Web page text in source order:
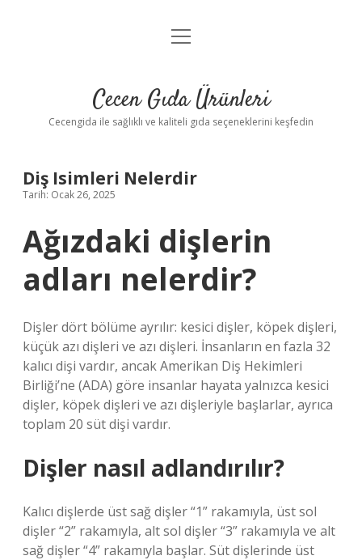
Anasayfa
Yasal Uyarı
menüyü
Cecen Gıda Ürünleri
Cecengida ile sağlıklı ve kaliteli gıda seçeneklerini keşfedin
Diş Isimleri Nelerdir
Tarih: Ocak 26, 2025
Ağızdaki dişlerin
adları nelerdir?
Dişler dört bölüme ayrılır: kesici dişler, köpek dişleri,
küçük azı dişleri ve azı dişleri. İnsanların en fazla 32
kalıcı dişi vardır, ancak Amerikan Diş Hekimleri
Birliği’ne (ADA) göre insanlar hayata yalnızca kesici
dişler, köpek dişleri ve azı dişleriyle başlarlar, ayrıca
toplam 20 süt dişi vardır.
Dişler nasıl adlandırılır?
Kalıcı dişlerde üst sağ dişler “1” rakamıyla, üst sol
dişler “2” rakamıyla, alt sol dişler “3” rakamıyla ve alt
sağ dişler “4” rakamıyla başlar. Süt dişlerinde üst